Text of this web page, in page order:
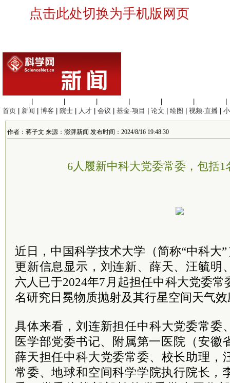
点击此处切换为手机版网页
首页
新闻 博客 院士 人才 会议 基金·项目 论文 绘图 视频·直播
作者：蒋子文 来源：澎湃新闻 发布时间：2024/8/16 19:48:30
6人履新中科大党委常委，包括1
近日，中国科学技术大学（简称“中科大
更新信息显示，刘连新、薛天、汪毓明
六人已于2024年7月起担任中科大党委常
名研究日冕物质抛射及其行星空间天气效
具体来看，刘连新担任中科大党委常委
医学部党委书记、附属第一医院（安徽
薛天担任中科大党委常委、校长助理，
常委、地球和空间科学学院执行院长 ，